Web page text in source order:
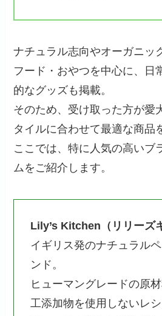
ナチュラル志向やオーガニッ
フード・おやつを中心に、日
的なグッズも掲載。
そのため、受け取った方が愛
タイルに合わせて最適な商品
ここでは、特に人気の高いブ
ムをご紹介します。
Lily’s Kitchen（リリーズ
イギリス発のナチュラル
ンド。
ヒューマングレードの原
工添加物を使用しないレシ